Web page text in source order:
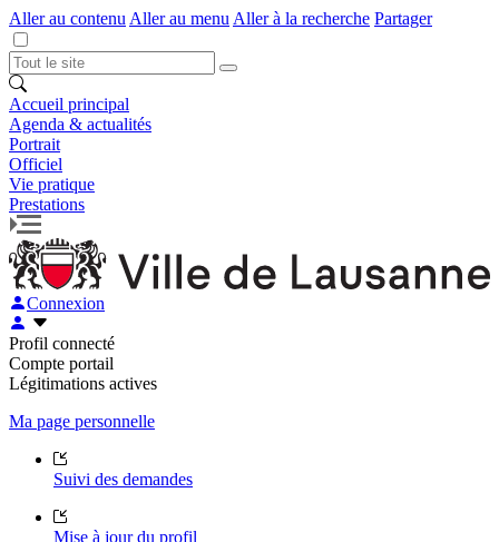
Aller au contenu Aller au menu Aller à la recherche Partager
Accueil principal
Agenda & actualités
Portrait
Officiel
Vie pratique
Prestations
Connexion
Profil connecté
Compte portail
Légitimations actives
Ma page personnelle
Suivi des demandes
Mise à jour du profil